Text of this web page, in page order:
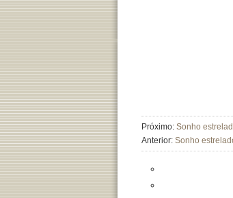
Próximo: Sonho
Anterior: Sonho